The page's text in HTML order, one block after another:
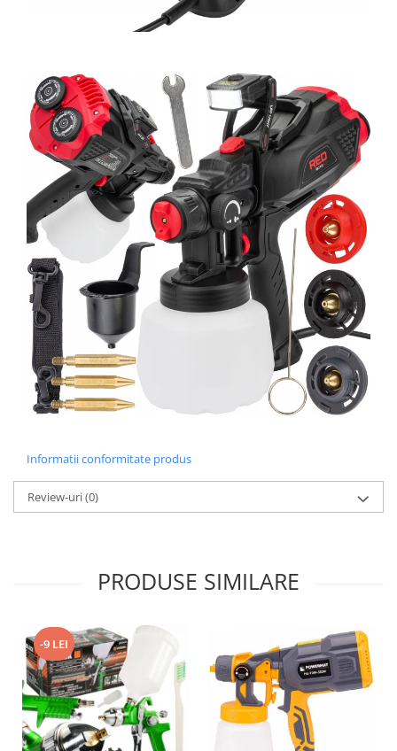
Informatii conformitate produs
Review-uri(0)
PRODUSE SIMILARE
-9 LEI